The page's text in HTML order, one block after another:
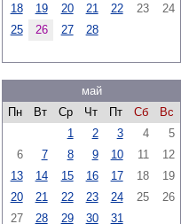
18
19 20 21 22 23
24
25
26 27 28
май
Пн
Вт Ср Чт Пт Сб
Вс
1
2 3 4
5
6
7 8 9 10 11
12
13
14 15 16 17 18
19
20
21 22 23 24 25
26
27
28 29 30 31